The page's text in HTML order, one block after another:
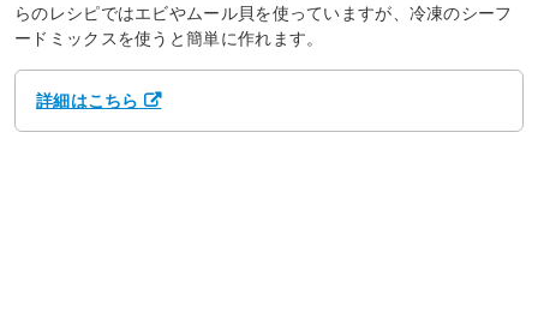
らのレシピではエビやムール貝を使っていますが、冷凍のシーフ
ードミックスを使うと簡単に作れます。
詳細はこちら